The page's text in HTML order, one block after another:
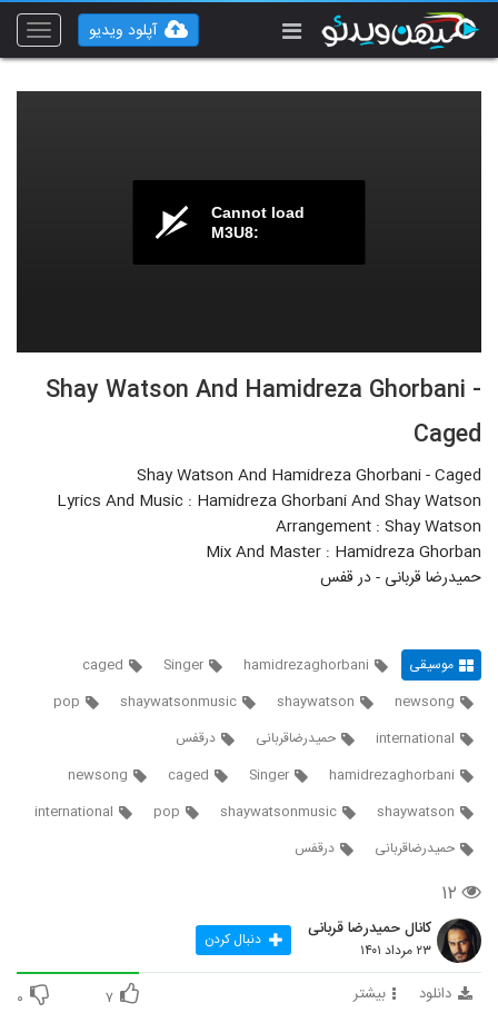
Toggle
آپلود ویدیو
Cannot load
M3U8:
Shay Watson And Hamidreza Ghorbani -
Caged
Shay Watson And Hamidreza Ghorbani - Caged
Lyrics And Music : Hamidreza Ghorbani And Shay Watson
Arrangement : Shay Watson
Mix And Master : Hamidreza Ghorban
حمیدرضا قربانی - در قفس
موسیقی hamidrezaghorbani
Singer
caged
newsong
shaywatson
shaywatsonmusic
pop
international
حمیدرضاقربانی
درقفس
hamidrezaghorbani
Singer
caged
newsong
shaywatson
shaywatsonmusic
pop
international
حمیدرضاقربانی
درقفس
۱۲
کانال حمیدرضا قربانی
۲۳ مرداد ۱۴۰۱ دنبال کردن
دانلود بیشتر ۷ ۰